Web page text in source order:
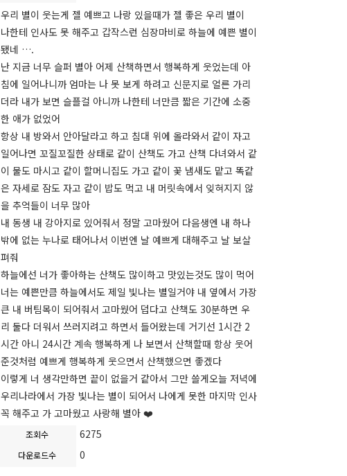
우리 별이 웃는게 젤 예쁘고 나랑 있을때가 젤 좋은 우리 별이
나한테 인사도 못 해주고 갑작스런 심장마비로 하늘에 예쁜 별이
됐네 ….
난 지금 너무 슬퍼 별아 어제 산책하면서 행복하게 웃었는데 아
침에 일어나니까 엄마는 나 못 보게 하려고 신문지로 얼른 가리
더라 내가 보면 슬플걸 아니까 나한테 너만큼 짧은 기간에 소중
한 애가 없었어
항상 내 방와서 안아달라고 하고 침대 위에 올라와서 같이 자고
일어나면 꼬질꼬질한 상태로 같이 산책도 가고 산책 다녀와서 같
이 물도 마시고 같이 할머니집도 가고 같이 꽃 냄새도 맡고 똑같
은 자세로 잠도 자고 같이 밥도 먹고 내 머릿속에서 잊혀지지 않
을 추억들이 너무 많아
내 동생 내 강아지로 있어줘서 정말 고마웠어 다음생엔 내 하나
밖에 없는 누나로 태어나서 이번엔 날 예쁘게 대해주고 날 보살
펴줘
하늘에선 너가 좋아하는 산책도 많이하고 맛있는것도 많이 먹어
너는 예쁜만큼 하늘에서도 제일 빛나는 별일거야 내 옆에서 가장
큰 내 버팀목이 되어줘서 고마웠어 덥다고 산책도 30분하면 우
리 둘다 더워서 쓰러지려고 하면서 들어왔는데 거기선 1시간 2
시간 아니 24시간 계속 행복하게 나 보면서 산책할때 항상 웃어
준것처럼 예쁘게 행복하게 웃으면서 산책했으면 좋겠다
이렇게 너 생각만하면 끝이 없을거 같아서 그만 쓸게오늘 저녁에
우리나라에서 가장 빛나는 별이 되어서 나에게 못한 마지막 인사
꼭 해주고 가 고마웠고 사랑해 별아 ❤️
조회수 6275
다운로드수 0